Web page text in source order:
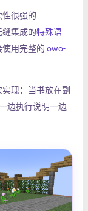
很强的
集成的特殊语
用完整的 owo-
现：当书放在副
边执行说明一边